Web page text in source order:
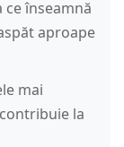
înseamnă
aproape
mai
la